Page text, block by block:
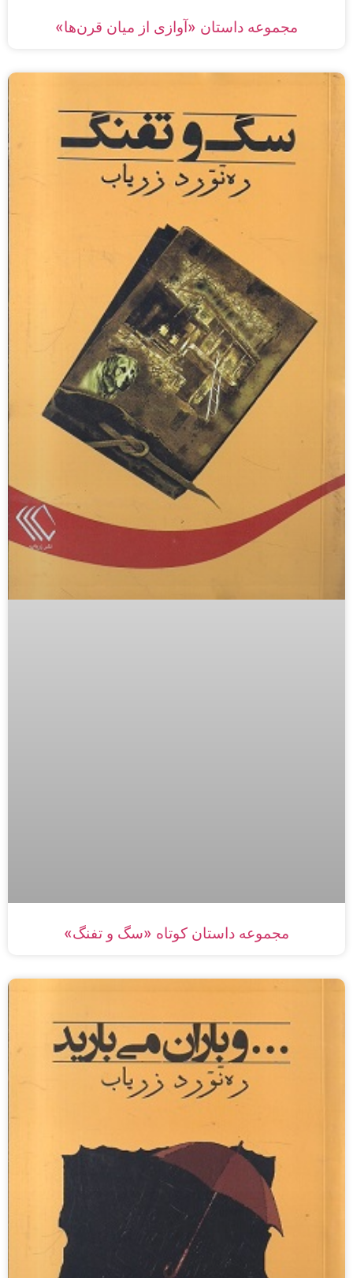
مجموعه داستان‌ «آوازی از میان قرن‌ها»
مجموعه داستان‌ کوتاه «سگ و تفنگ»